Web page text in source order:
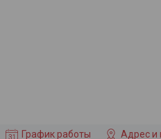
График работы Адрес и